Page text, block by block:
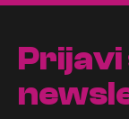
Prijavi